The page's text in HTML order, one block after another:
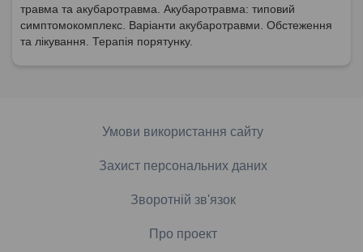
травма та акубаротравма. Акубаротравма: типовий
симптомокомплекс. Варіанти акубаротравми. Обстеження
та лікування. Терапія порятунку.
Умови використання сайту
Захист персональних даних
Зворотній зв'язок
Про проект